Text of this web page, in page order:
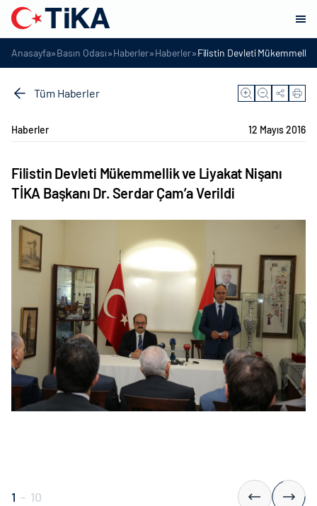
Anasayfa»Basın Odası»Haberler»Haberler»Filistin Devleti Mükemmellik
Tüm Haberler
Haberler 12 Mayıs 2016
Filistin Devleti Mükemmellik ve Liyakat Nişanı
TİKA Başkanı Dr. Serdar Çam’a Verildi
1 - 10